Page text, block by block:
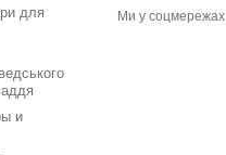
для
и
Ми у соцмережах